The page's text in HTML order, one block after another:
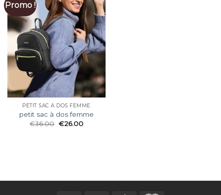
Promo !
PETIT SAC À DOS FEMME
petit sac à dos femme
€36.00 €26.00